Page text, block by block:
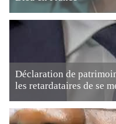
Déclaration de
les retardataires de se